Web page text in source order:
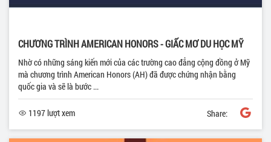
CHƯƠNG TRÌNH AMERICAN HONORS - GIẤC MƠ DU HỌC MỸ
Nhờ có những sáng kiến mới của các trường cao đẳng cộng đồng ở Mỹ
mà chương trình American Honors (AH) đã được chứng nhận bằng
quốc gia và sẽ là bước ...
1197 lượt xem Share: